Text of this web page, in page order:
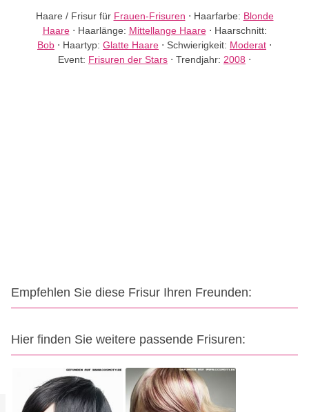
Haare / Frisur für Frauen-Frisuren ⋅ Haarfarbe: Blonde
Haare⋅ Haarlänge: Mittellange Haare⋅ Haarschnitt:
Bob ⋅ Haartyp: Glatte Haare ⋅ Schwierigkeit: Moderat ⋅
Event: Frisuren der Stars ⋅ Trendjahr: 2008 ⋅
Empfehlen Sie diese Frisur Ihren Freunden:
Hier finden Sie weitere passende Frisuren: